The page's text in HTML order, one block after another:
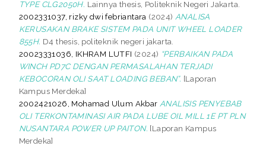
TYPE CLG2050H. Lainnya thesis, Politeknik Negeri Jakarta.
2002331037, rizky dwi febriantara (2024) ANALISA
KERUSAKAN BRAKE SISTEM PADA UNIT WHEEL LOADER
855H. D4 thesis, politeknik negeri jakarta.
20023331036, IKHRAM LUTFI (2024) “PERBAIKAN PADA
WINCH PD7C DENGAN PERMASALAHAN TERJADI
KEBOCORAN OLI SAAT LOADING BEBAN”. [Laporan
Kampus Merdeka]
2002421026, Mohamad Ulum Akbar ANALISIS PENYEBAB
OLI TERKONTAMINASI AIR PADA LUBE OIL MILL 1E PT PLN
NUSANTARA POWER UP PAITON. [Laporan Kampus
Merdeka]